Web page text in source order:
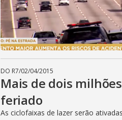
DO R7/02/04/2015
Mais de dois
feriado
As ciclofaixas de lazer serão